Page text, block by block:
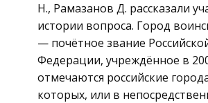
Н., Рамазанов Д. рассказали
истории вопроса. Город
— почётное звание
Федерации, учреждённое в
отмечаются российские
которых, или в